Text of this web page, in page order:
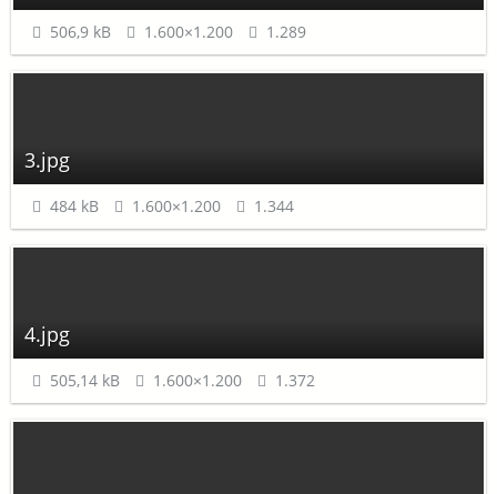
506,9 kB 1.600×1.200 1.289
3.jpg
484 kB 1.600×1.200 1.344
4.jpg
505,14 kB 1.600×1.200 1.372